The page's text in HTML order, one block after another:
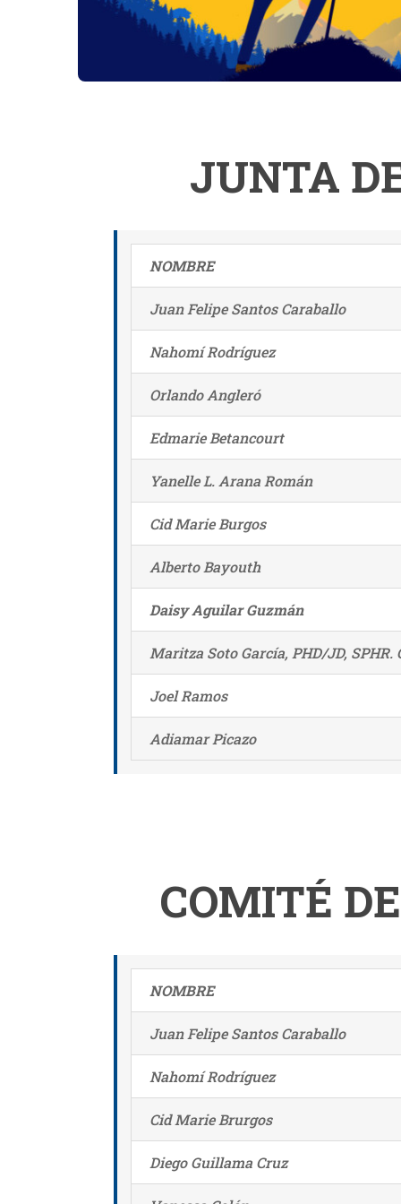
JUNTA
NOMBRE
Juan Felipe Santos Caraballo
Nahomí Rodríguez
Orlando Angleró
Edmarie Betancourt
Yanelle L. Arana Román
Cid Marie Burgos
Alberto Bayouth
Daisy Aguilar Guzmán
Maritza Soto García, PHD/JD, SPHR.
Joel Ramos
Adiamar Picazo
COMITÉ
NOMBRE
Juan Felipe Santos Caraballo
Nahomí Rodríguez
Cid Marie Brurgos
Diego Guillama Cruz